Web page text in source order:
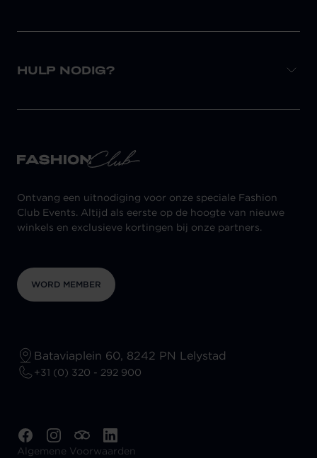
HULP NODIG?
Ontvang een uitnodiging voor onze speciale Fashion
Club Events. Altijd als eerste op de hoogte van nieuwe
winkels en exclusieve kortingen bij onze partners.
WORD MEMBER
Bataviaplein 60, 8242 PN Lelystad
+31 (0) 320 - 292 900
Algemene Voorwaarden